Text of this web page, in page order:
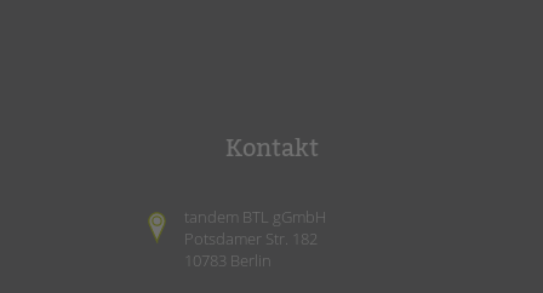
Kontakt
tandem BTL gGmbH
Potsdamer Str. 182
10783 Berlin